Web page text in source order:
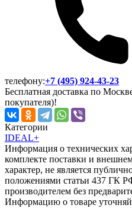
телефону:+7 (495) 924-43-23
Бесплатная доставка по
покупателя)!
Категории
IDEAL+
Информация о технических
комплекте поставки и
характер, не является
положениями статьи 437 ГК
производителем без
Информацию о товаре